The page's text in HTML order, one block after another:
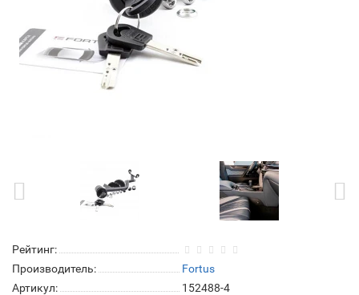
Рейтинг:
Производитель:
Fortus
Артикул:
152488-4